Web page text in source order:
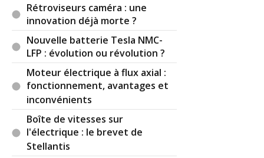
Rétroviseurs caméra : une
innovation déjà morte ?
Nouvelle batterie Tesla NMC-
LFP : évolution ou révolution ?
Moteur électrique à flux axial :
fonctionnement, avantages et
inconvénients
Boîte de vitesses sur
l'électrique : le brevet de
Stellantis